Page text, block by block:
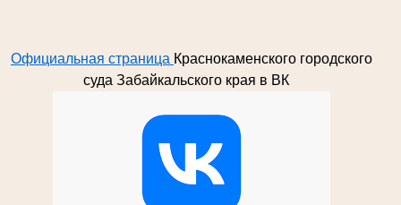
Официальная страница Краснокаменского городского
суда Забайкальского края в ВК